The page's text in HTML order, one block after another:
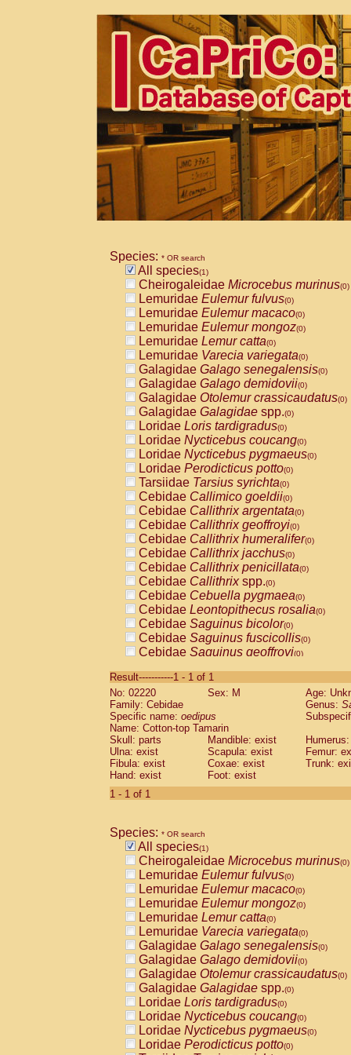
Species: * OR search
All species(1)
Cheirogaleidae Microcebus murinus(0)
Lemuridae Eulemur fulvus(0)
Lemuridae Eulemur macaco(0)
Lemuridae Eulemur mongoz(0)
Lemuridae Lemur catta(0)
Lemuridae Varecia variegata(0)
Galagidae Galago senegalensis(0)
Galagidae Galago demidovii(0)
Galagidae Otolemur crassicaudatus(0)
Galagidae Galagidae spp.(0)
Loridae Loris tardigradus(0)
Loridae Nycticebus coucang(0)
Loridae Nycticebus pygmaeus(0)
Loridae Perodicticus potto(0)
Tarsiidae Tarsius syrichta(0)
Cebidae Callimico goeldii(0)
Cebidae Callithrix argentata(0)
Cebidae Callithrix geoffroyi(0)
Cebidae Callithrix humeralifer(0)
Cebidae Callithrix jacchus(0)
Cebidae Callithrix penicillata(0)
Cebidae Callithrixspp.(0)
Cebidae Cebuella pygmaea(0)
Cebidae Leontopithecus rosalia(0)
Cebidae Saguinus bicolor(0)
Cebidae Saguinus fuscicollis(0)
Cebidae Saguinus geoffroyi(0)
CebidaeSaguinus labiatus(0)
Cebidae Saguinus leucopus (0)
Cebidae
CebidaeSaguinus mystax
Cebidae Saguinus nigricollis (0)
Cebidae Saguinus oedipus
Cebidae Saguinus weddelli
Cebidae Saguinusspp.
Cebidae
CebidaeCebus capucinus
CebidaeCebus nigrivittatus
CebidaeCebus spp.(0)
CebidaeSaimiri boliviensis(0)
CebidaeSaimiri sciureus(0)
AtelidaeAlouatta caraya(0)
AtelidaeAlouatta fusca(0)
AtelidaeAlouatta seniculus(0)
AtelidaeAlouattaspp.(0)
AtelidaeAteles belzebuth(0)
AtelidaeAteles geoffroyi(0)
AtelidaeAteles paniscus(0)
AtelidaeAtelesspp.(0)
AtelidaeLagothrix lagothricha(0)
AtelidaeLagothrix lagothricha cana
PitheciidaeCacajao calvus
Result-----------1 - 1 of 1
No: 02220
Sex: M
Age:
Family: Cebidae
Genus:
Specific name: oedipus
Name: Cotton-top Tamarin
Skull: parts
Mandible: exist
Ulna: exist
Scapula: exist
Femur:
Fibula: exist
Coxae: exist
Trunk:
Hand: exist
Foot: exist
1 - 1 of 1
Species: * OR search
All species(1)
Cheirogaleidae Microcebus murinus(0)
Lemuridae Eulemur fulvus(0)
Lemuridae Eulemur macaco(0)
Lemuridae Eulemur mongoz(0)
Lemuridae Lemur catta(0)
Lemuridae Varecia variegata(0)
Galagidae Galago senegalensis(0)
Galagidae Galago demidovii(0)
Galagidae Otolemur crassicaudatus(0)
Galagidae Galagidae spp.(0)
Loridae Loris tardigradus(0)
Loridae Nycticebus coucang(0)
Loridae Nycticebus pygmaeus(0)
Loridae Perodicticus potto(0)